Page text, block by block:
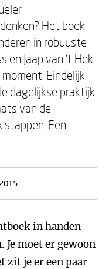
Het boek
in robuuste
en Jaap van ’t Hek
Eindelijk
dagelijkse praktijk
van de
Een
in handen
Je moet er gewoon
zit je er een paar